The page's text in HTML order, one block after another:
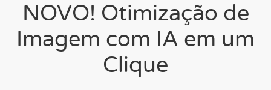
NOVO! Otimização de
Imagem com IA em um
Clique